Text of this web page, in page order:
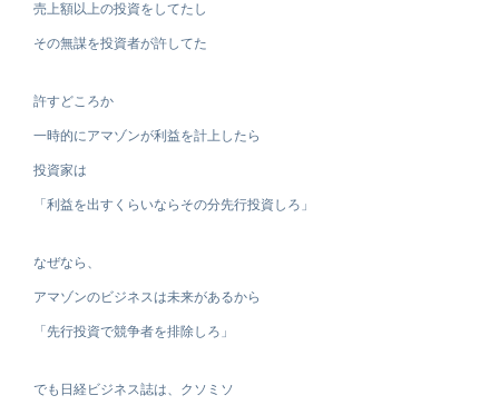
売上額以上の投資をしてたし
その無謀を投資者が許してた
許すどころか
一時的にアマゾンが利益を計上したら
投資家は
「利益を出すくらいならその分先行投資しろ」
なぜなら、
アマゾンのビジネスは未来があるから
「先行投資で競争者を排除しろ」
でも日経ビジネス誌は、クソミソ